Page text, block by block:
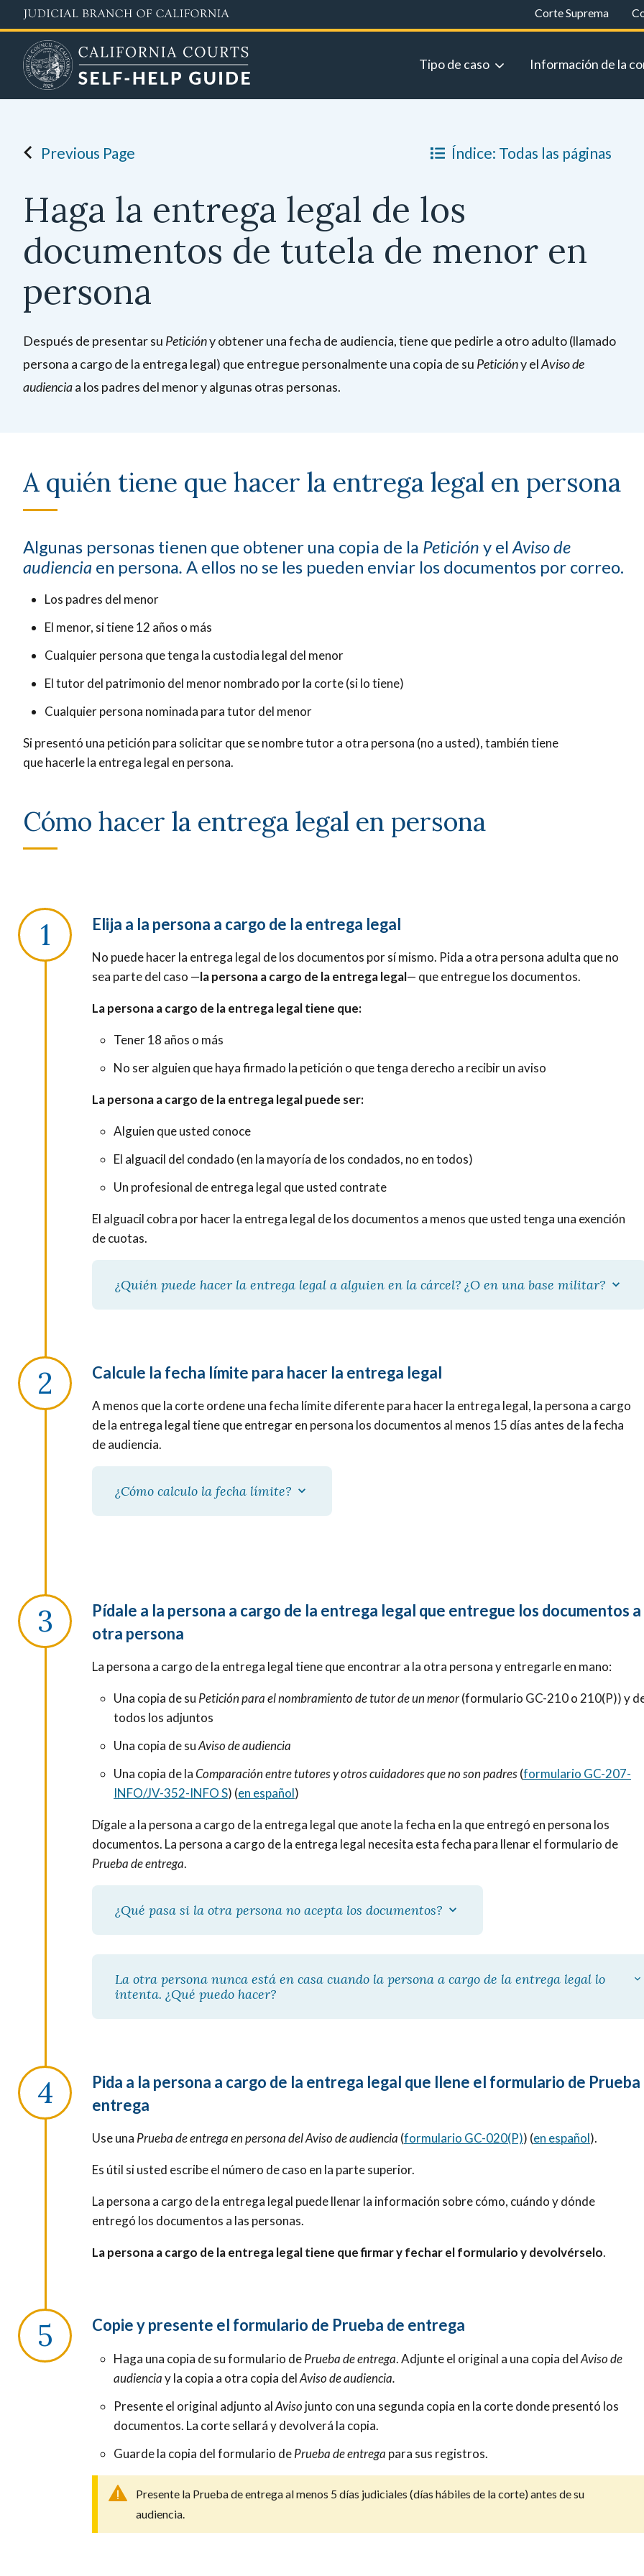
to
content
Corte Suprema
Tipo de caso Información de la
Previous Page Índice: Todas las páginas
Haga la entrega legal de los
documentos de tutela de menor en
persona
Después de presentar su Peticióny obtener una fecha de audiencia, tiene que pedirle a otro adulto (llamado
persona a cargo de la entrega legal) que entregue personalmente una copia de su Peticióny elAviso de
audienciaa los padres del menor y algunas otras personas.
A quién tiene que hacer la entrega legal en persona
Algunas personas tienen que obtener una copia de la Petición y el Aviso de
audiencia en persona. A ellos no se les pueden enviar los documentos por correo.
Los padres del menor
El menor, si tiene 12 años o más
Cualquier persona que tenga la custodia legal del menor
El tutor del patrimonio del menor nombrado por la corte (si lo tiene)
Cualquier persona nominada para tutor del menor
Si presentó una petición para solicitar que se nombre tutor a otra persona (no a usted), también tiene
que hacerle la entrega legal en persona.
Cómo hacer la entrega legal en persona
Elija a la persona a cargo de la entrega legal
No puede hacer la entrega legal de los documentos por sí mismo. Pida a otra persona adulta que no
sea parte del caso —lapersona a cargo de la entrega legal— que entregue los documentos.
La persona a cargo de la entrega legal tiene que:
Tener 18 años o más
No ser alguien que haya firmado la petición o que tenga derecho a recibir un aviso
La persona a cargo de la entrega legal puede ser:
Alguien que usted conoce
El alguacil del condado (en la mayoría de los condados, no en todos)
Un profesional de entrega legal que usted contrate
El alguacil cobra por hacer la entrega legal de los documentos a menos que usted tenga una exención
de cuotas.
¿Quién puede hacer la entrega legal a alguien en la cárcel? ¿O en una base militar?
Calcule la fecha límite para hacer la entrega legal
A menos que la corte ordene una fecha límite diferente para hacer la entrega legal, la persona a cargo
de la entrega legal tiene que entregar en persona los documentos al menos 15 días antes de la fecha
de audiencia.
¿Cómo calculo la fecha límite?
Pídale a la persona a cargo de la entrega legal que entregue los documentos a
otra persona
La persona a cargo de la entrega legal tiene que encontrar a la otra persona y entregarle en mano:
Una copia de su Petición para el nombramiento de tutor de un menor(formulario GC-210 o 210(P)) y
todos los adjuntos
Una copia de suAviso de audiencia
Una copia de laComparación entre tutores y otros cuidadores que no son padres(formulario GC-207-
INFO/JV-352-INFO S) (en español)
Dígale a la persona a cargo de la entrega legal que anote la fecha en la que entregó en persona los
documentos. La persona a cargo de la entrega legal necesita esta fecha para llenar el formulario de
Prueba de entrega.
¿Qué pasa si la otra persona no acepta los documentos?
La otra persona nunca está en casa cuando la persona a cargo de la entrega legal lo
intenta. ¿Qué puedo hacer?
Pida a la persona a cargo de la entrega legal que llene el formulario de Prueba
entrega
Use una Prueba de entrega en persona del Aviso de audiencia (formulario GC-020(P)) (en español).
Es útil si usted escribe el número de caso en la parte superior.
La persona a cargo de la entrega legal puede llenar la información sobre cómo, cuándo y dónde
entregó los documentos a las personas.
La persona a cargo de la entrega legal tiene que firmar y fechar el formulario y devolvérselo.
Copie y presente el formulario de Prueba de entrega
Haga una copia de su formulario dePrueba de entrega. Adjunte el original a una copia delAviso de
audienciay la copia a otra copia delAviso de audiencia.
Presente el original adjunto alAviso junto con una segunda copia en la corte donde presentó los
documentos. La corte sellará y devolverá la copia.
Guarde la copia del formulario dePrueba de entrega para sus registros.
Presente la Prueba de entrega al menos 5 días judiciales (días hábiles de la corte) antes de su
audiencia.